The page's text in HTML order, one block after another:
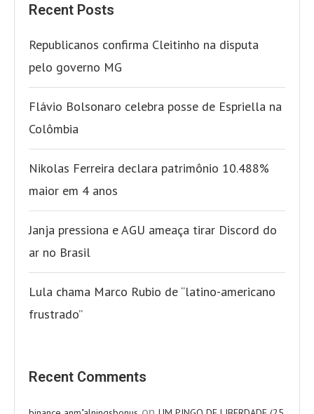
Recent Posts
Republicanos confirma Cleitinho na disputa
pelo governo MG
Flávio Bolsonaro celebra posse de Espriella na
Colômbia
Nikolas Ferreira declara patrimônio 10.488%
maior em 4 anos
Janja pressiona e AGU ameaça tirar Discord do
ar no Brasil
Lula chama Marco Rubio de “latino-americano
frustrado”
Recent Comments